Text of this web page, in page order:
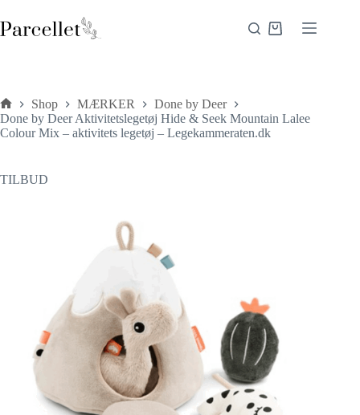
til
indhold
Indkøbskurv
Forside
Shop MÆRKER
Done by Deer
Done by Deer Aktivitetslegetøj Hide & Seek Mountain Lalee
Colour Mix – aktivitets legetøj – Legekammeraten.dk
TILBUD